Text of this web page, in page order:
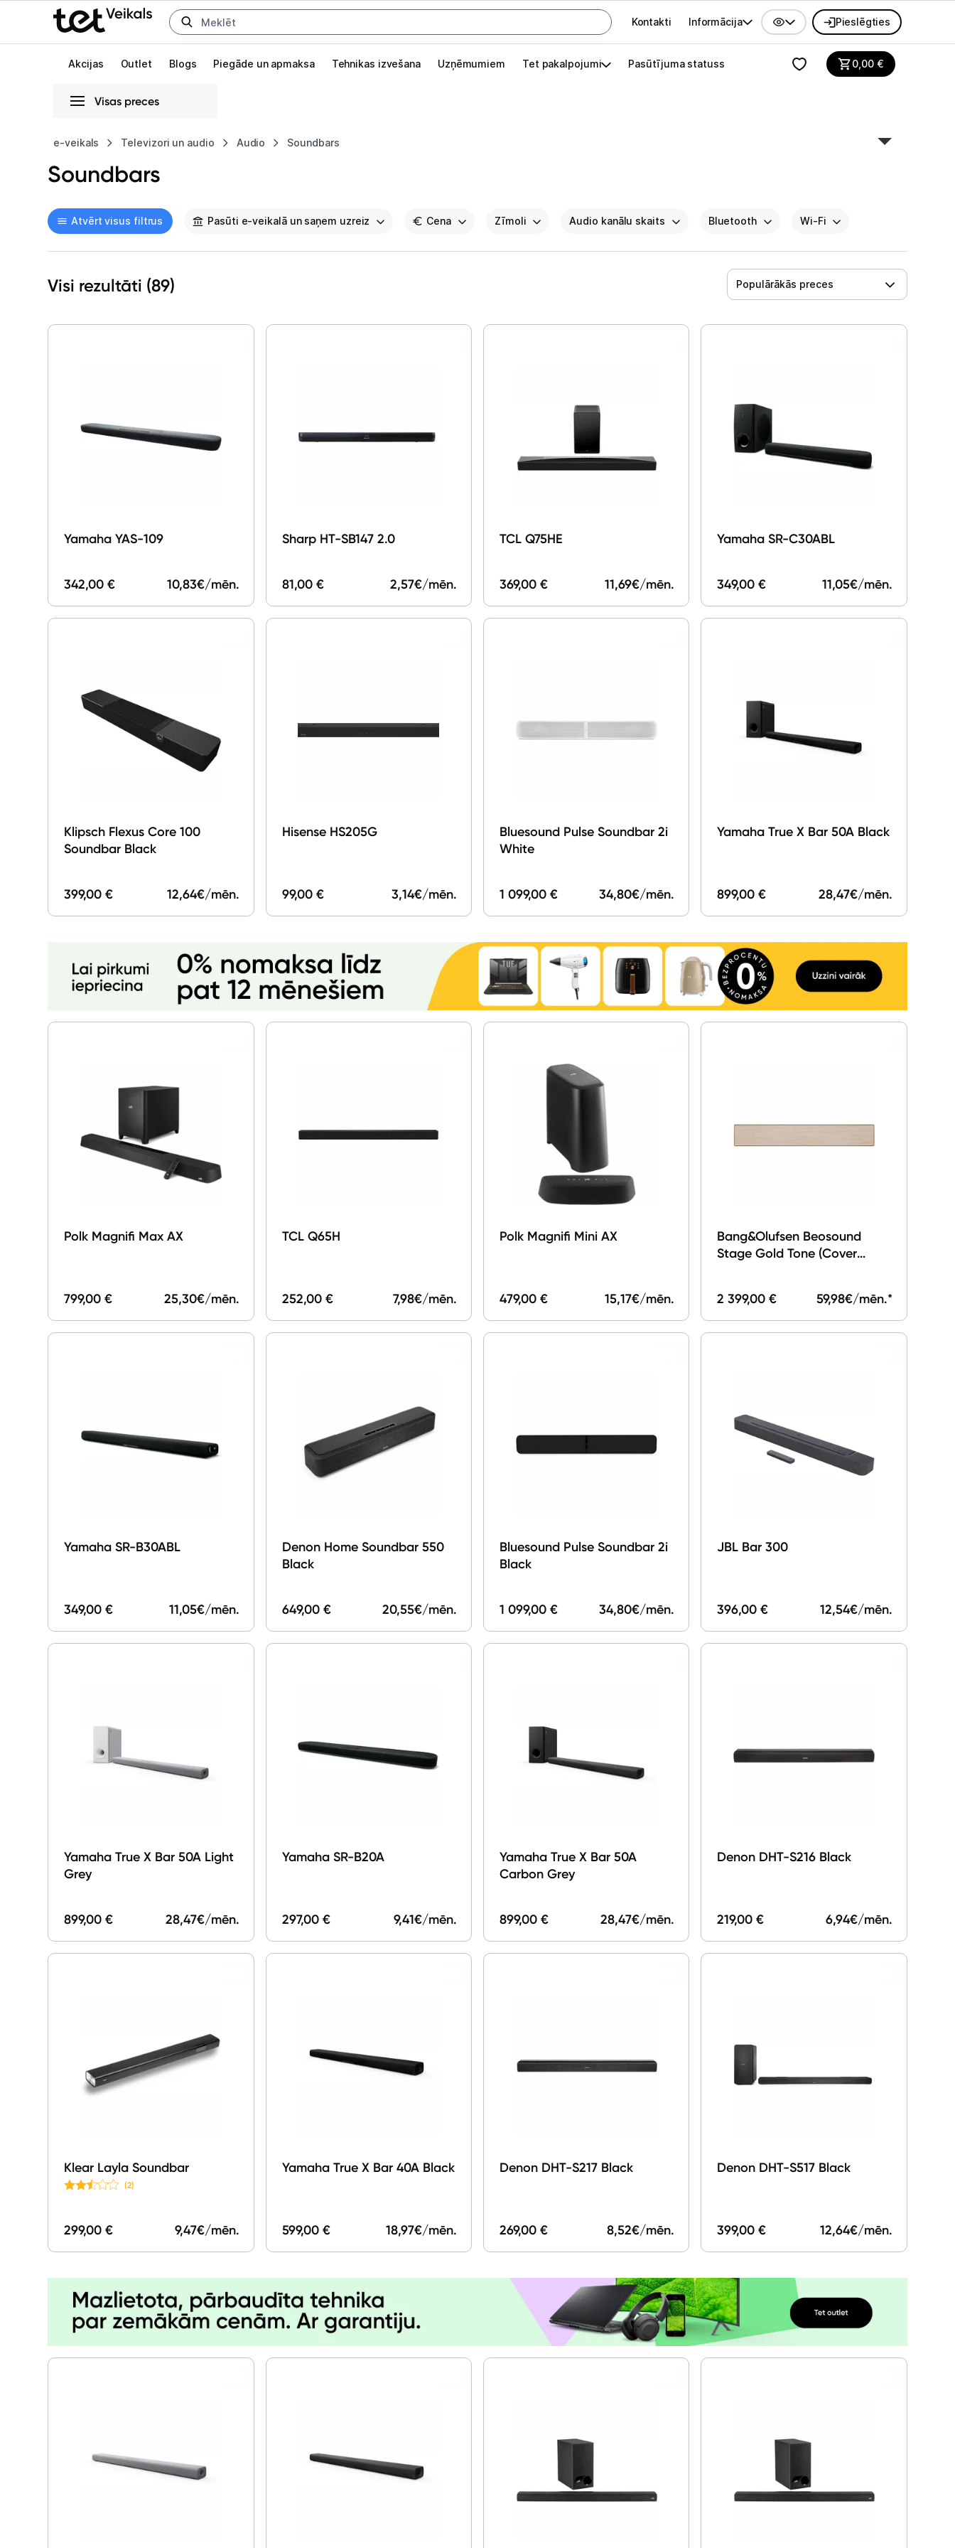
Uz kategorijam Uz galveno saturu
Galvenes izvēlne
Kontakti Informācija Pieslēgties
Akcijas Outlet Blogs Piegāde un apmaksa Tehnikas izvešana Uzņēmumiem Tet pakalpojumi Pasūtījuma statuss 0,00€
Visas preces
e-veikals Televizori un audio Audio Soundbars
Pieslēgties
Izvēlies kāroto ierīci izdevīgāk!
TV un audio
Tet Virszemes televīzija
Soundbars
Skaļruņi
Telefoni, planšetdatori
Skaistumkopšana
Ražotāju atjaunota tehnika
Vēlmju saraksts
Blogs
Animācijas
Globāls iestatījums animāciju aktivizēšanai vai deaktivizēšanai visā lapā.
Soundbars
Atvērt visus filtrus Pasūti e-veikalā un saņem uzreiz Cena Zīmoli Audio kanālu skaits Bluetooth Wi-Fi
Visi rezultāti (89) Populārākās preces
Yamaha YAS-109
342,00 € 10,83€/mēn.
Sharp HT-SB147 2.0
81,00 € 2,57€/mēn.
TCL Q75HE
369,00 € 11,69€/mēn.
Yamaha SR-C30ABL
349,00 € 11,05€/mēn.
Klipsch Flexus Core 100
Soundbar Black
399,00 € 12,64€/mēn.
Hisense HS205G
99,00 € 3,14€/mēn.
Bluesound Pulse Soundbar 2i
White
1 099,00 € 34,80€/mēn.
Yamaha True X Bar 50A Black
899,00 € 28,47€/mēn.
Polk Magnifi Max AX
799,00 € 25,30€/mēn.
TCL Q65H
252,00 € 7,98€/mēn.
Polk Magnifi Mini AX
479,00 € 15,17€/mēn.
Bang&Olufsen Beosound
Stage Gold Tone (Cover
2 399,00 €
59,98€/mēn.*
Yamaha SR-B30ABL
349,00 € 11,05€/mēn.
Denon Home Soundbar 550
Black
649,00 € 20,55€/mēn.
Bluesound Pulse Soundbar 2i
Black
1 099,00 € 34,80€/mēn.
JBL Bar 300
396,00 € 12,54€/mēn.
Yamaha True X Bar 50A Light
Grey
899,00 € 28,47€/mēn.
Yamaha SR-B20A
297,00 € 9,41€/mēn.
Yamaha True X Bar 50A
Carbon Grey
899,00 € 28,47€/mēn.
Denon DHT-S216 Black
219,00 € 6,94€/mēn.
Klear Layla Soundbar
(2)
299,00 € 9,47€/mēn.
Yamaha True X Bar 40A Black
599,00 € 18,97€/mēn.
Denon DHT-S217 Black
269,00 € 8,52€/mēn.
Denon DHT-S517 Black
399,00 € 12,64€/mēn.